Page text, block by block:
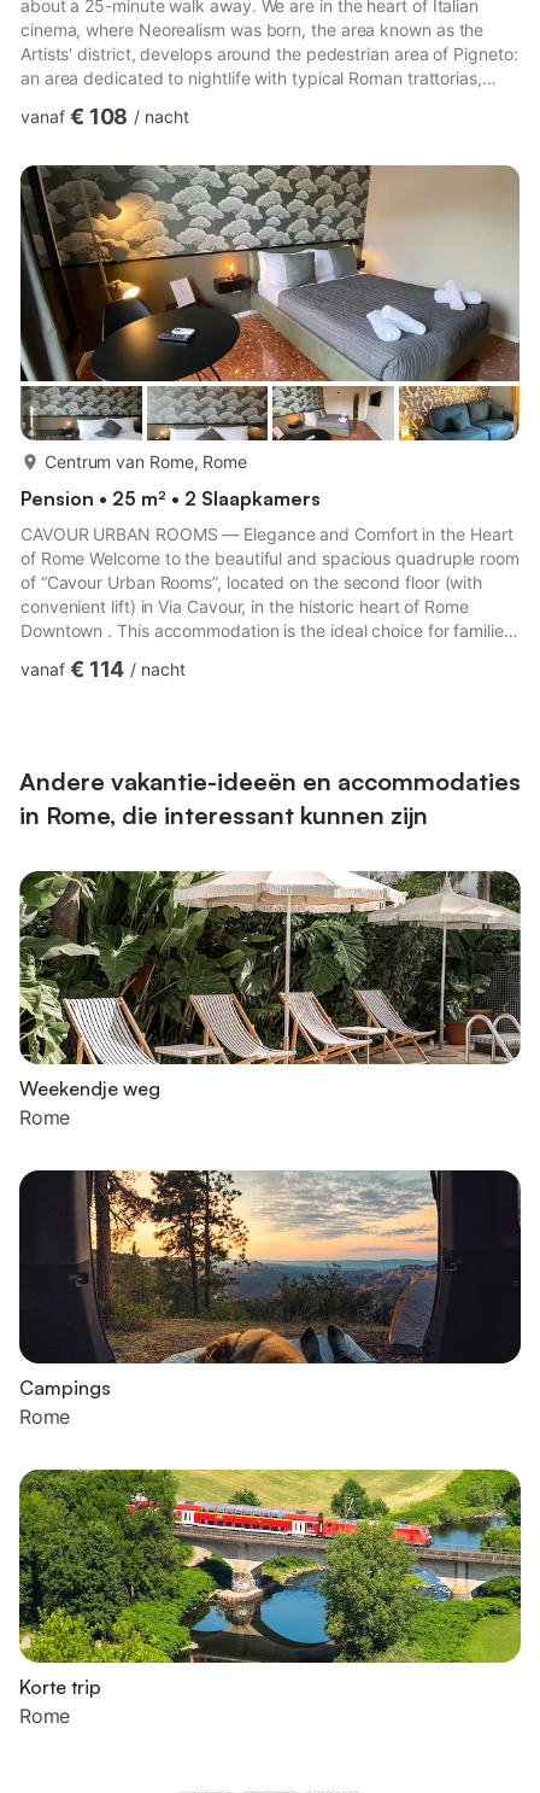
about a 25-minute walk away. We are in the heart of Italian
cinema, where Neorealism was born, the area known as the
Artists' district, develops around the pedestrian area of ​​Pigneto:
an area dedicated to nightlife with typical Roman trattorias,
there is a beautiful open-air market. Car to Go available:
with a double bed. It is located in a 3-bedroom apartment, 110
m2 in size and a terrace overlooking...
vanaf € 108 / nacht
Centrum van Rome, Rome
Pension • 25 m² • 2 Slaapkamers
CAVOUR URBAN ROOMS — Elegance and Comfort in the Heart
of Rome Welcome to the beautiful and spacious quadruple room
of “Cavour Urban Rooms”, located on the second floor (with
convenient lift) in Via Cavour, in the historic heart of Rome
Downtown . This accommodation is the ideal choice for families,
who are looking for space, total privacy and unbeatable
vanaf € 114 / nacht
Andere vakantie-ideeën en accommodaties
in Rome, die interessant kunnen zijn
Weekendje weg
Rome
Campings
Rome
Korte trip
Rome